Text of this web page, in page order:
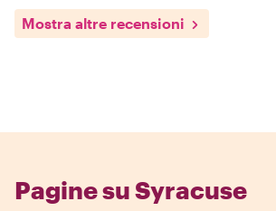
Mostra altre recensioni
Pagine su Syracuse